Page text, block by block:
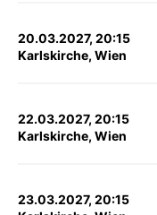
20.03.2027, 20:15
Karlskirche, Wien
22.03.2027, 20:15
Karlskirche, Wien
23.03.2027, 20:15